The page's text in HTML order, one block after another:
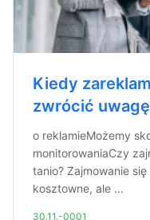
Kiedy
zwrócić
o reklamieMożemy
monitorowaniaCzy
tanio? Zajmowanie
kosztowne, ale ...
30.11.-0001